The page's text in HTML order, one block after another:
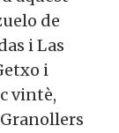
de
i Las
i
vintè,